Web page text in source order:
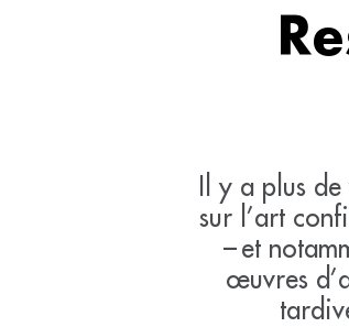
Il y a plus
sur l’art
– et
œuvres